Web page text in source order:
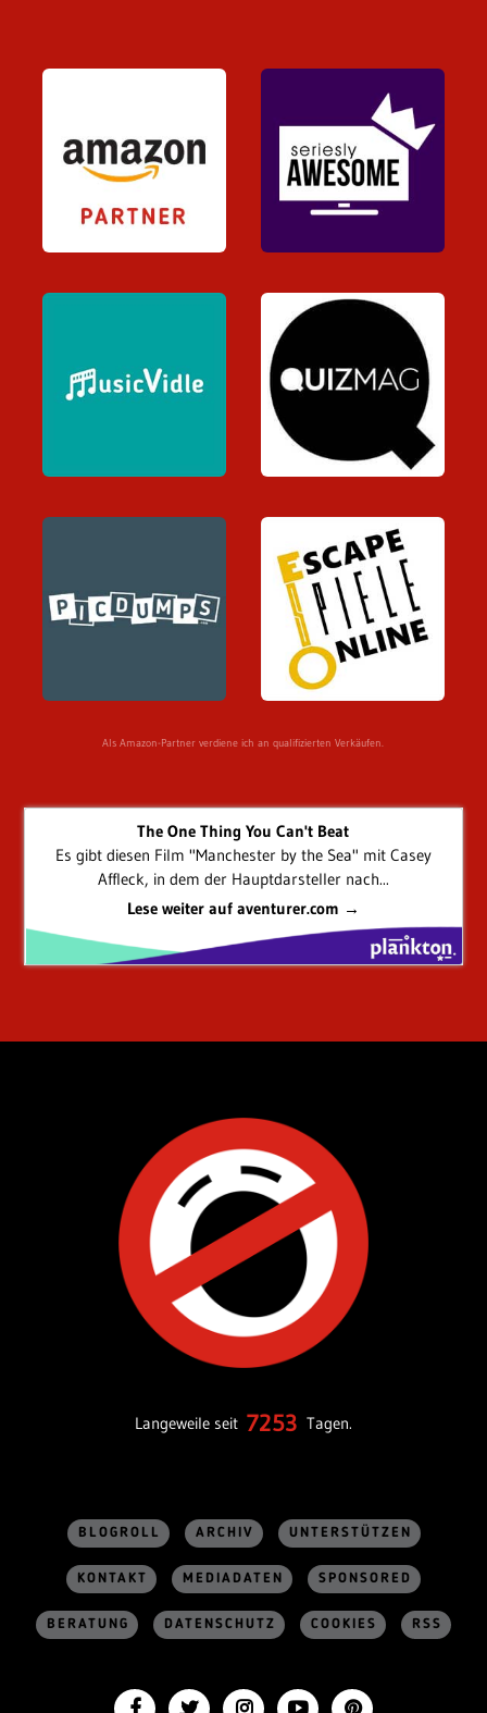
Als Amazon-Partner verdiene ich an qualifizierten Verkäufen.
The One Thing You Can't Beat
Es gibt diesen Film "Manchester by the Sea" mit Casey
Affleck, in dem der Hauptdarsteller nach...
Lese weiter auf aventurer.com →
Langeweile seit 7253 Tagen.
BLOGROLL ARCHIV UNTERSTÜTZEN
KONTAKT MEDIADATEN SPONSORED
BERATUNG DATENSCHUTZ COOKIES RSS